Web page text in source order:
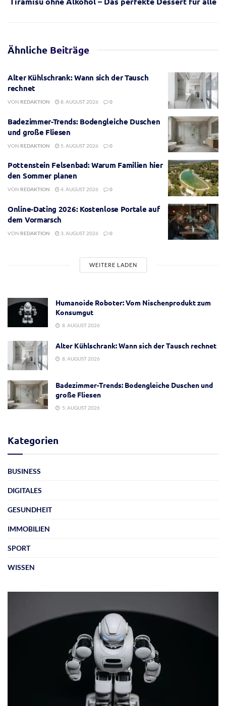
Ähnliche Beiträge
Alter Kühlschrank: Wann sich der Tausch
rechnet
VON REDAKTION 8. AUGUST 2026 0
Badezimmer-Trends: Bodengleiche Duschen
und große Fliesen
VON REDAKTION 5. AUGUST 2026 0
Pottenstein Felsenbad: Warum Familien hier
den Sommer planen
VON REDAKTION 4. AUGUST 2026 0
Online-Dating 2026: Kostenlose Portale auf
dem Vormarsch
VON REDAKTION 3. AUGUST 2026 0
WEITERE LADEN
Humanoide Roboter: Vom Nischenprodukt zum
Konsumgut
8. AUGUST 2026
Alter Kühlschrank: Wann sich der Tausch rechnet
8. AUGUST 2026
Badezimmer-Trends: Bodengleiche Duschen und
große Fliesen
5. AUGUST 2026
Kategorien
BUSINESS
DIGITALES
GESUNDHEIT
IMMOBILIEN
SPORT
WISSEN